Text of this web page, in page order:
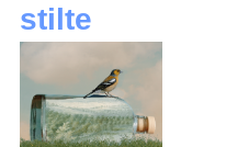
stilte